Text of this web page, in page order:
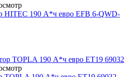
HITEC 190 А*ч евро EFB 6-QWD-